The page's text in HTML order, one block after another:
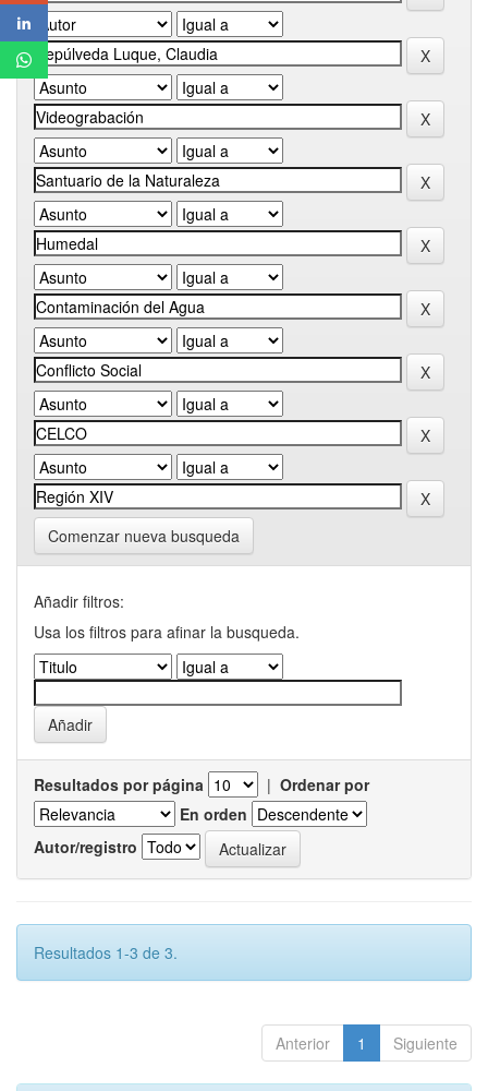
Comenzar nueva busqueda
Añadir filtros:
Usa los filtros para afinar la busqueda.
Resultados por página | Ordenar por
En orden
Autor/registro
Resultados 1-3 de 3.
Anterior 1 Siguiente